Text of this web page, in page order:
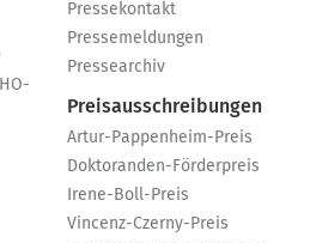
Pressekontakt
Pressemeldungen
Pressearchiv
Preisausschreibungen
Artur-Pappenheim-Preis
Doktoranden-Förderpreis
Irene-Boll-Preis
Vincenz-Czerny-Preis